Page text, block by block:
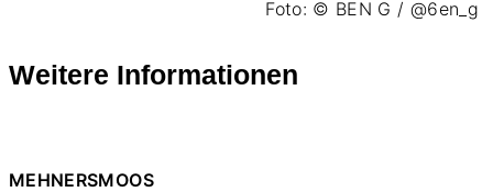
Foto: © BEN G / @6en_g
Weitere Informationen
MEHNERSMOOS